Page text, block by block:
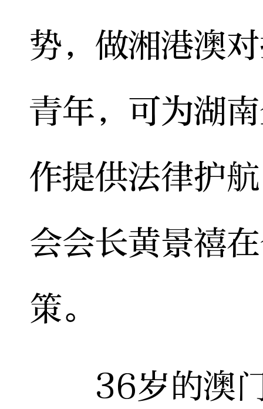
势，做湘港澳
青年，可为湖
作提供法律护
会会长黄景禧
策。
36岁的澳门